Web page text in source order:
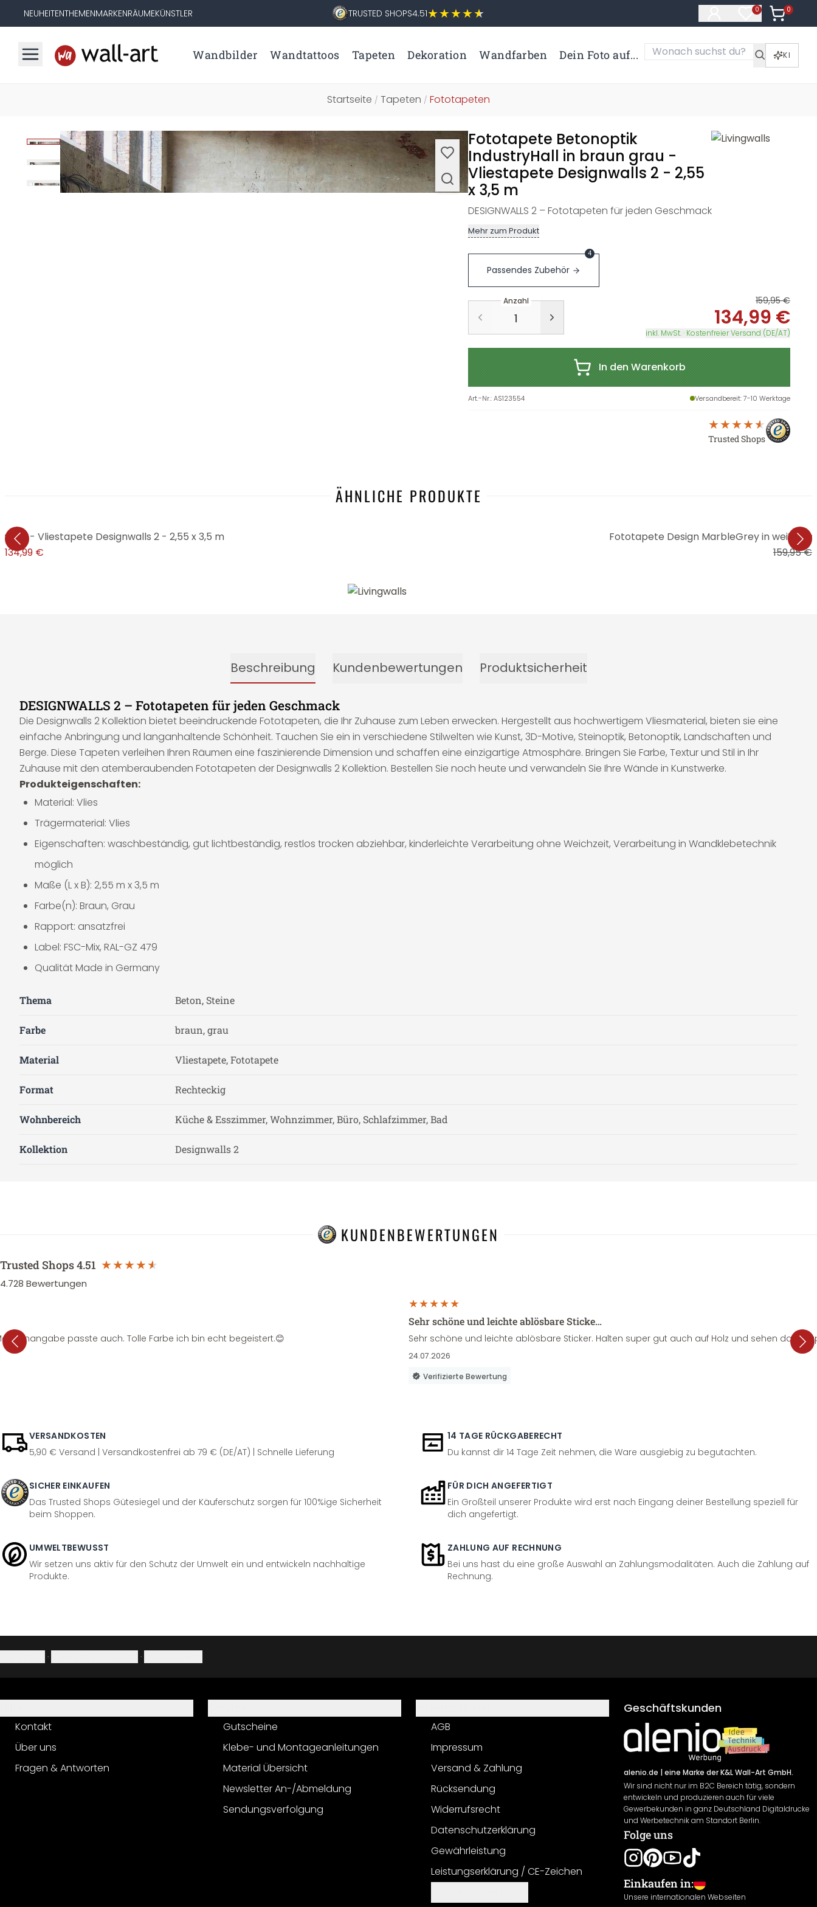
NEUHEITENTHEMENMARKENRÄUMEKÜNSTLER TRUSTED SHOPS4.51 0
Artikel im
0
Artikel
Wandbilder Wandtattoos Tapeten Dekoration Wandfarben Dein Foto auf... KI
Startseite / Tapeten / Fototapeten
Fototapete Betonoptik
IndustryHall in braun grau -
Vliestapete Designwalls 2 - 2,55
x 3,5 m
DESIGNWALLS 2 – Fototapeten für jeden Geschmack
Mehr zum Produkt
Passendes Zubehör
4
Anzahl 159,95 €
134,99 €
inkl. MwSt. · Kostenfreier Versand (DE/AT)
In den Warenkorb
Art.-Nr.:AS123554 Versandbereit: 7-10 Werktage
Trusted Shops
ÄHNLICHE PRODUKTE
- Vliestapete Designwalls 2 - 2,55 x 3,5 m
134,99 €
Fototapete Design MarbleGrey in weiß
159,95 €
Beschreibung Kundenbewertungen Produktsicherheit
DESIGNWALLS 2 – Fototapeten für jeden Geschmack
Die Designwalls 2 Kollektion bietet beeindruckende Fototapeten, die Ihr Zuhause zum Leben erwecken. Hergestellt aus hochwertigem Vliesmaterial, bieten sie eine
einfache Anbringung und langanhaltende Schönheit. Tauchen Sie ein in verschiedene Stilwelten wie Kunst, 3D-Motive, Steinoptik, Betonoptik, Landschaften und
Berge. Diese Tapeten verleihen Ihren Räumen eine faszinierende Dimension und schaffen eine einzigartige Atmosphäre. Bringen Sie Farbe, Textur und Stil in Ihr
Zuhause mit den atemberaubenden Fototapeten der Designwalls 2 Kollektion. Bestellen Sie noch heute und verwandeln Sie Ihre Wände in Kunstwerke.
Produkteigenschaften:
Material: Vlies
Trägermaterial: Vlies
Eigenschaften: waschbeständig, gut lichtbeständig, restlos trocken abziehbar, kinderleichte Verarbeitung ohne Weichzeit, Verarbeitung in Wandklebetechnik
möglich
Maße (L x B): 2,55 m x 3,5 m
Farbe(n): Braun, Grau
Rapport: ansatzfrei
Label: FSC-Mix, RAL-GZ 479
Qualität Made in Germany
Thema Beton, Steine
Farbe braun, grau
Material Vliestapete, Fototapete
Format Rechteckig
Wohnbereich Küche & Esszimmer, Wohnzimmer, Büro, Schlafzimmer, Bad
Kollektion Designwalls 2
KUNDENBEWERTUNGEN
Trusted Shops4.51
4.728 Bewertungen
passte auch. Tolle Farbe ich bin echt begeistert.😊
Sehr schöne und leichte ablösbare Sticke…
Sehr schöne und leichte ablösbare Sticker. Halten super gut auch auf Holz und sehen dazu
24.07.2026
Verifizierte Bewertung
VERSANDKOSTEN
5,90 € Versand | Versandkostenfrei ab 79 € (DE/AT) | Schnelle Lieferung
14 TAGE RÜCKGABERECHT
Du kannst dir 14 Tage Zeit nehmen, die Ware ausgiebig zu begutachten.
SICHER EINKAUFEN
Das Trusted Shops Gütesiegel und der Käuferschutz sorgen für 100%ige Sicherheit
beim Shoppen.
FÜR DICH ANGEFERTIGT
Ein Großteil unserer Produkte wird erst nach Eingang deiner Bestellung speziell für
dich angefertigt.
UMWELTBEWUSST
Wir setzen uns aktiv für den Schutz der Umwelt ein und entwickeln nachhaltige
Produkte.
ZAHLUNG AUF RECHNUNG
Bei uns hast du eine große Auswahl an Zahlungsmodalitäten. Auch die Zahlung auf
Rechnung.
· ·
Kontakt
Über uns
Fragen & Antworten
Gutscheine
Klebe- und Montageanleitungen
Material Übersicht
Newsletter An-/Abmeldung
Sendungsverfolgung
AGB
Impressum
Versand & Zahlung
Rücksendung
Widerrufsrecht
Datenschutzerklärung
Gewährleistung
Leistungserklärung / CE-Zeichen
Geschäftskunden
alenio.de | eine Marke der K&L Wall-Art GmbH.
Wir sind nicht nur im B2C Bereich tätig, sondern
entwickeln und produzieren auch für viele
Gewerbekunden in ganz Deutschland Digitaldrucke
und Werbetechnik am Standort Berlin.
Folge uns
Einkaufen in:
Unsere internationalen Webseiten